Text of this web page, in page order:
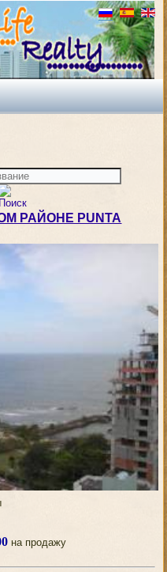
РАЙОНЕ PUNTA
на продажу